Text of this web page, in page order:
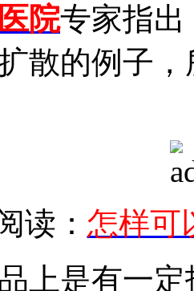
院专家指
散的例子
读： 怎样可
上是有一